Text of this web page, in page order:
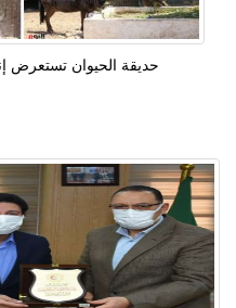
حديقة الحيوان تستعرض